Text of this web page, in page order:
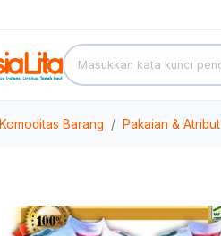
Komoditas Barang Pakaian & Atribut